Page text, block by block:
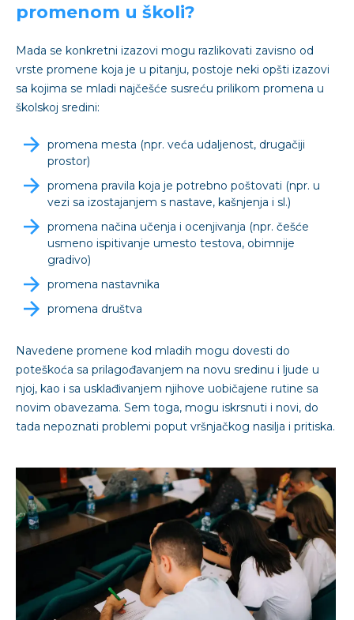
promenom u školi?
Mada se konkretni izazovi mogu razlikovati zavisno od
vrste promene koja je u pitanju, postoje neki opšti izazovi
sa kojima se mladi najčešće susreću prilikom promena u
školskoj sredini:
promena mesta (npr. veća udaljenost, drugačiji
prostor)
promena pravila koja je potrebno poštovati (npr. u
vezi sa izostajanjem s nastave, kašnjenja i sl.)
promena načina učenja i ocenjivanja (npr. češće
usmeno ispitivanje umesto testova, obimnije
gradivo)
promena nastavnika
promena društva
Navedene promene kod mladih mogu dovesti do
poteškoća sa prilagođavanjem na novu sredinu i ljude u
njoj, kao i sa usklađivanjem njihove uobičajene rutine sa
novim obavezama. Sem toga, mogu iskrsnuti i novi, do
tada nepoznati problemi poput vršnjačkog nasilja i pritiska.